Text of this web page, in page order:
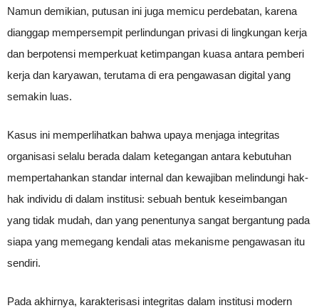
Namun demikian, putusan ini juga memicu perdebatan, karena
dianggap mempersempit perlindungan privasi di lingkungan kerja
dan berpotensi memperkuat ketimpangan kuasa antara pemberi
kerja dan karyawan, terutama di era pengawasan digital yang
semakin luas.
Kasus ini memperlihatkan bahwa upaya menjaga integritas
organisasi selalu berada dalam ketegangan antara kebutuhan
mempertahankan standar internal dan kewajiban melindungi hak-
hak individu di dalam institusi: sebuah bentuk keseimbangan
yang tidak mudah, dan yang penentunya sangat bergantung pada
siapa yang memegang kendali atas mekanisme pengawasan itu
sendiri.
Pada akhirnya, karakterisasi integritas dalam institusi modern